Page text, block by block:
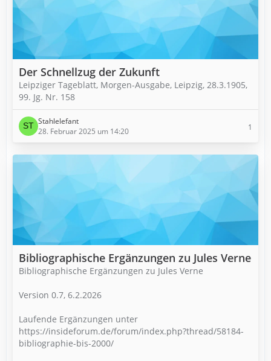
Der Schnellzug der Zukunft
Leipziger Tageblatt, Morgen-Ausgabe, Leipzig, 28.3.1905,
99. Jg. Nr. 158
Stahlelefant
28. Februar 2025 um 14:20
1
Bibliographische Ergänzungen zu Jules Verne
Bibliographische Ergänzungen zu Jules Verne
Version 0.7, 6.2.2026
Laufende Ergänzungen unter
https://insideforum.de/forum/index.php?thread/58184-
bibliographie-bis-2000/